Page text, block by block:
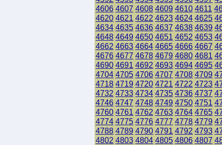
4606 4607 4608 4609 4610 4611
4620 4621 4622 4623 4624 4625
4634 4635 4636 4637 4638 4639
4648 4649 4650 4651 4652 4653
4662 4663 4664 4665 4666 4667
4676 4677 4678 4679 4680 4681
4690 4691 4692 4693 4694 4695
4704 4705 4706 4707 4708 4709
4718 4719 4720 4721 4722 4723
4732 4733 4734 4735 4736 4737
4746 4747 4748 4749 4750 4751
4760 4761 4762 4763 4764 4765
4774 4775 4776 4777 4778 4779
4788 4789 4790 4791 4792 4793
4802 4803 4804 4805 4806 4807